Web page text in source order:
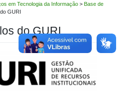
em Tecnologia da Informação > Base de
GURI
do GURI